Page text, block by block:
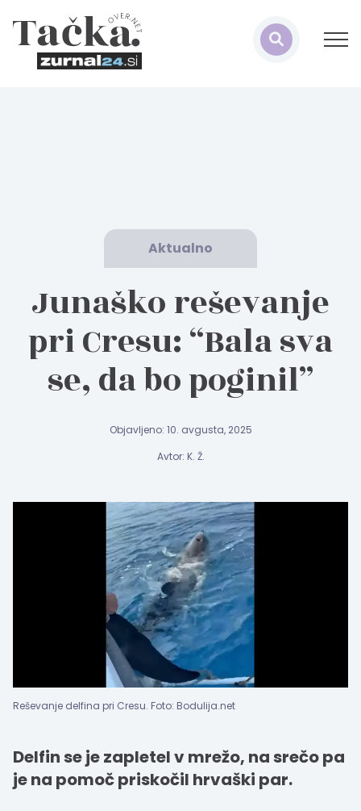
Aktualno
Junaško reševanje
pri Cresu: “Bala sva
se, da bo poginil”
Objavljeno: 10. avgusta, 2025
Avtor: K. Ž.
Reševanje delfina pri Cresu. Foto: Bodulija.net
Delfin se je zapletel v mrežo, na srečo pa
je na pomoč priskočil hrvaški par.